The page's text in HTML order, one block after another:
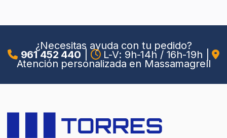
¿Necesitas ayuda con tu pedido?
961 452 440 L-V: 9h-14h / 16h-19h
Atención personalizada en Massamagrell